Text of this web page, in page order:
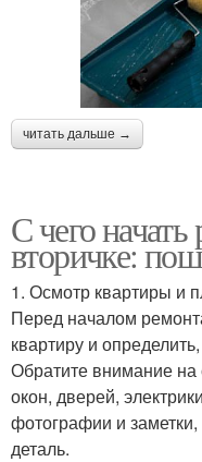
читать дальше →
С чего
вторичке:
1. Осмотр квартиры и
Перед началом
квартиру и
Обратите внимание на
окон, дверей,
фотографии и
деталь.